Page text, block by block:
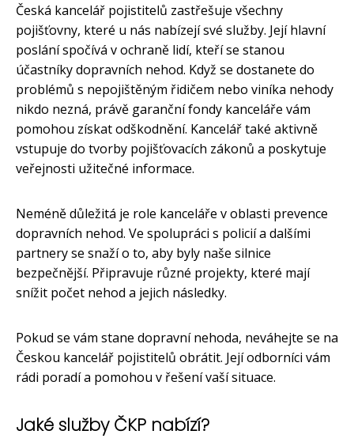
Česká kancelář pojistitelů zastřešuje všechny
pojišťovny, které u nás nabízejí své služby. Její hlavní
poslání spočívá v ochraně lidí, kteří se stanou
účastníky dopravních nehod. Když se dostanete do
problémů s nepojištěným řidičem nebo viníka nehody
nikdo nezná, právě garanční fondy kanceláře vám
pomohou získat odškodnění. Kancelář také aktivně
vstupuje do tvorby pojišťovacích zákonů a poskytuje
veřejnosti užitečné informace.
Neméně důležitá je role kanceláře v oblasti prevence
dopravních nehod. Ve spolupráci s policií a dalšími
partnery se snaží o to, aby byly naše silnice
bezpečnější. Připravuje různé projekty, které mají
snížit počet nehod a jejich následky.
Pokud se vám stane dopravní nehoda, neváhejte se na
Českou kancelář pojistitelů obrátit. Její odborníci vám
rádi poradí a pomohou v řešení vaší situace.
Jaké služby ČKP nabízí?